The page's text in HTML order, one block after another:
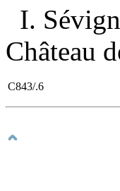
I.
Château
C843/.6